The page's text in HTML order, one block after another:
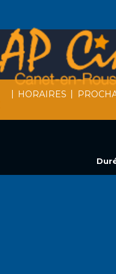
| HORAIRES |